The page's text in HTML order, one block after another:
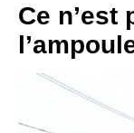
Ce n’est